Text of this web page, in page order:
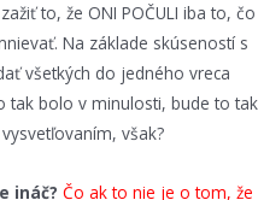
to, že ONI POČULI iba to, čo
Na základe skúseností s
všetkých do jedného vreca
tak bolo v minulosti, bude to tak
však?
ináč? Čo ak to nie je o tom, že